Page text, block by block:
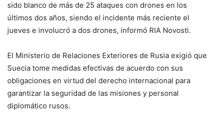
sido blanco de más de 25 ataques con drones en los
últimos dos años, siendo el incidente más reciente el
jueves e involucró a dos drones, informó RIA Novosti.
El Ministerio de Relaciones Exteriores de Rusia exigió que
Suecia tome medidas efectivas de acuerdo con sus
obligaciones en virtud del derecho internacional para
garantizar la seguridad de las misiones y personal
diplomático rusos.